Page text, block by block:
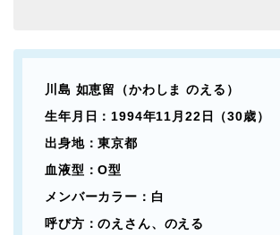
川島 如恵留（かわしま のえる）
生年月日：1994年11月22日（30歳）
出身地：東京都
血液型：O型
メンバーカラー：白
呼び方：のえさん、のえる